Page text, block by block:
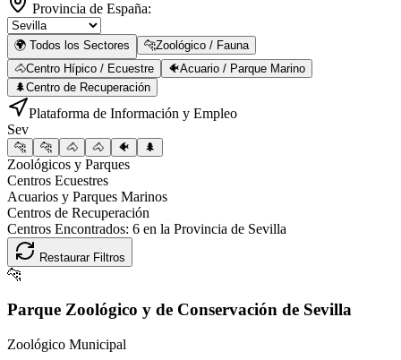
Provincia de España:
🌍 Todos los Sectores 🐆Zoológico / Fauna
🐴Centro Hípico / Ecuestre 🐠Acuario / Parque Marino
🌲Centro de Recuperación
Plataforma de Información y Empleo
Sev
🐆 🐆 🐴 🐴 🐠 🌲
Zoológicos y Parques
Centros Ecuestres
Acuarios y Parques Marinos
Centros de Recuperación
Centros Encontrados: 6 en la Provincia de Sevilla
Restaurar Filtros
🐆
Parque Zoológico y de Conservación de Sevilla
Zoológico Municipal